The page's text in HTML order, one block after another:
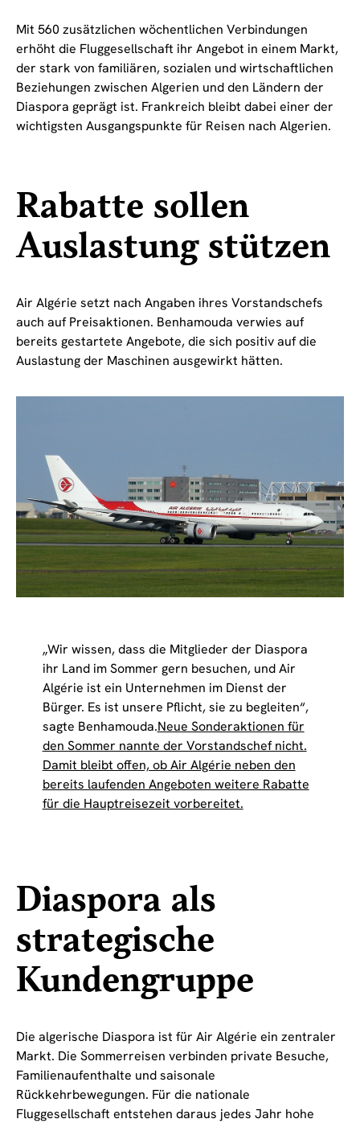
Mit 560 zusätzlichen wöchentlichen Verbindungen
erhöht die Fluggesellschaft ihr Angebot in einem Markt,
der stark von familiären, sozialen und wirtschaftlichen
Beziehungen zwischen Algerien und den Ländern der
Diaspora geprägt ist. Frankreich bleibt dabei einer der
wichtigsten Ausgangspunkte für Reisen nach Algerien.
Rabatte sollen
Auslastung stützen
Air Algérie setzt nach Angaben ihres Vorstandschefs
auch auf Preisaktionen. Benhamouda verwies auf
bereits gestartete Angebote, die sich positiv auf die
Auslastung der Maschinen ausgewirkt hätten.
„Wir wissen, dass die Mitglieder der Diaspora
ihr Land im Sommer gern besuchen, und Air
Algérie ist ein Unternehmen im Dienst der
Bürger. Es ist unsere Pflicht, sie zu begleiten“,
sagte Benhamouda.Neue Sonderaktionen für
den Sommer nannte der Vorstandschef nicht.
Damit bleibt offen, ob Air Algérie neben den
bereits laufenden Angeboten weitere Rabatte
für die Hauptreisezeit vorbereitet.
Diaspora als
strategische
Kundengruppe
Die algerische Diaspora ist für Air Algérie ein zentraler
Markt. Die Sommerreisen verbinden private Besuche,
Familienaufenthalte und saisonale
Rückkehrbewegungen. Für die nationale
Fluggesellschaft entstehen daraus jedes Jahr hohe